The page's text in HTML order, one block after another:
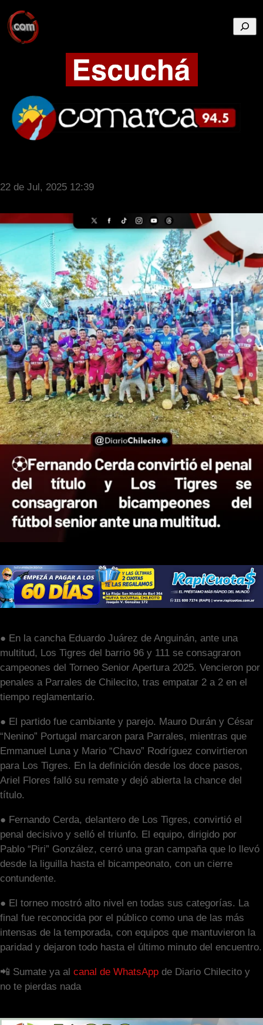
22 de Jul, 2025 12:39
● En la cancha Eduardo Juárez de Anguinán, ante una
multitud, Los Tigres del barrio 96 y 111 se consagraron
campeones del Torneo Senior Apertura 2025. Vencieron por
penales a Parrales de Chilecito, tras empatar 2 a 2 en el
tiempo reglamentario.
● El partido fue cambiante y parejo. Mauro Durán y César
“Nenino” Portugal marcaron para Parrales, mientras que
Emmanuel Luna y Mario “Chavo” Rodríguez convirtieron
para Los Tigres. En la definición desde los doce pasos,
Ariel Flores falló su remate y dejó abierta la chance del
título.
● Fernando Cerda, delantero de Los Tigres, convirtió el
penal decisivo y selló el triunfo. El equipo, dirigido por
Pablo “Piri” González, cerró una gran campaña que lo llevó
desde la liguilla hasta el bicampeonato, con un cierre
contundente.
● El torneo mostró alto nivel en todas sus categorías. La
final fue reconocida por el público como una de las más
intensas de la temporada, con equipos que mantuvieron la
paridad y dejaron todo hasta el último minuto del encuentro.
📲 Sumate ya al canal de WhatsApp de Diario Chilecito y
no te pierdas nada